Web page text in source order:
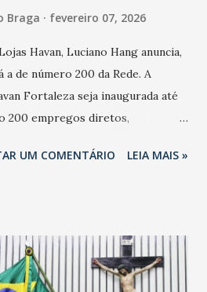
Braga fevereiro 07, 2026
Havan, Luciano Hang anuncia,
de número 200 da Rede. A
Fortaleza seja inaugurada até
200 empregos diretos,
foi anunciada oficialmente, mas
UM COMENTÁRIO LEIA MAIS »